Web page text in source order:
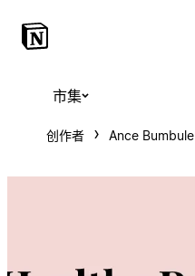
市集
创作者 Ance Bumbule